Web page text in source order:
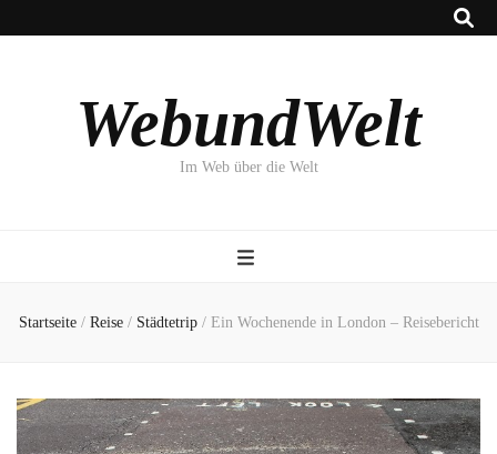
WebundWelt
Im Web über die Welt
Startseite / Reise / Städtetrip / Ein Wochenende in London – Reisebericht